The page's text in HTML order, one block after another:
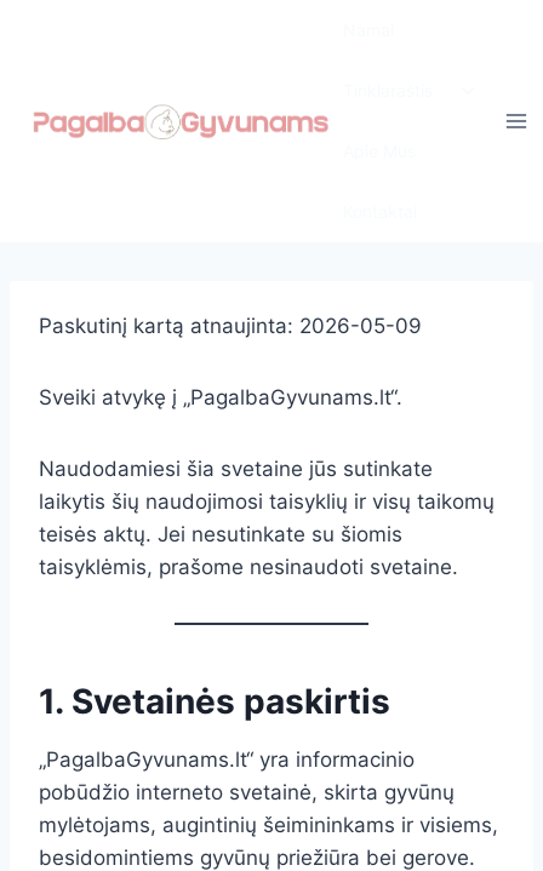
menu
Paskutinį kartą atnaujinta: 2026-05-09
Sveiki atvykę į „PagalbaGyvunams.lt“.
Naudodamiesi šia svetaine jūs sutinkate
laikytis šių naudojimosi taisyklių ir visų taikomų
teisės aktų. Jei nesutinkate su šiomis
taisyklėmis, prašome nesinaudoti svetaine.
1. Svetainės paskirtis
„PagalbaGyvunams.lt“ yra informacinio
pobūdžio interneto svetainė, skirta gyvūnų
mylėtojams, augintinių šeimininkams ir visiems,
besidomintiems gyvūnų priežiūra bei gerove.